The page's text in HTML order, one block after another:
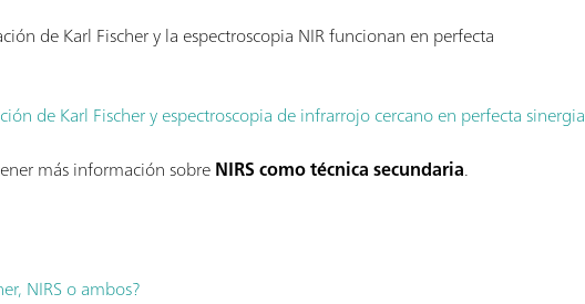
de Karl Fischer y la espectroscopia NIR funcionan en perfecta
de Karl Fischer y espectroscopia de infrarrojo cercano en perfecta sinergia
más información sobreNIRS como técnica secundaria.
NIRS o ambos?